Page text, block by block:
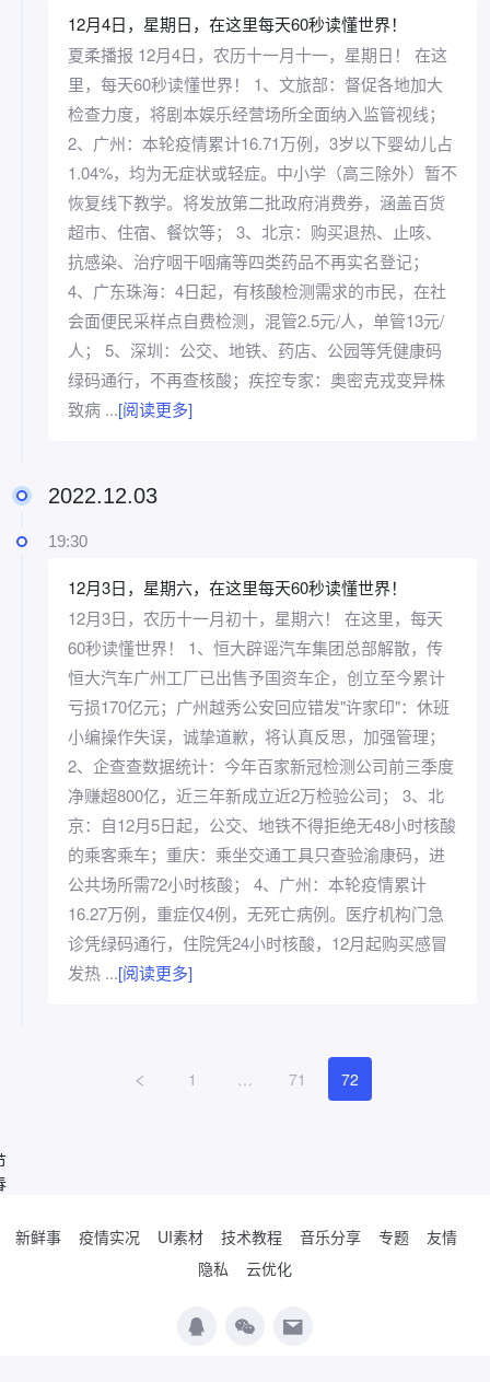
12月4日，星期日，在这里每天60秒读懂世界！
夏柔播报 12月4日，农历十一月十一，星期日！ 在这
里，每天60秒读懂世界！ 1、文旅部：督促各地加大
检查力度，将剧本娱乐经营场所全面纳入监管视线；
2、广州：本轮疫情累计16.71万例，3岁以下婴幼儿占
1.04%，均为无症状或轻症。中小学（高三除外）暂不
恢复线下教学。将发放第二批政府消费券，涵盖百货
超市、住宿、餐饮等； 3、北京：购买退热、止咳、
抗感染、治疗咽干咽痛等四类药品不再实名登记；
4、广东珠海：4日起，有核酸检测需求的市民，在社
会面便民采样点自费检测，混管2.5元/人，单管13元/
人； 5、深圳：公交、地铁、药店、公园等凭健康码
绿码通行，不再查核酸；疾控专家：奥密克戎变异株
致病 ...[阅读更多]
2022.12.03
19:30
12月3日，星期六，在这里每天60秒读懂世界！
12月3日，农历十一月初十，星期六！ 在这里，每天
60秒读懂世界！ 1、恒大辟谣汽车集团总部解散，传
恒大汽车广州工厂已出售予国资车企，创立至今累计
亏损170亿元；广州越秀公安回应错发"许家印"：休班
小编操作失误，诚挚道歉，将认真反思，加强管理；
2、企查查数据统计：今年百家新冠检测公司前三季度
净赚超800亿，近三年新成立近2万检验公司； 3、北
京：自12月5日起，公交、地铁不得拒绝无48小时核酸
的乘客乘车；重庆：乘坐交通工具只查验渝康码，进
公共场所需72小时核酸； 4、广州：本轮疫情累计
16.27万例，重症仅4例，无死亡病例。医疗机构门急
诊凭绿码通行，住院凭24小时核酸，12月起购买感冒
发热 ...[阅读更多]
1 … 71 72
新鲜事 疫情实况 UI素材 技术教程 音乐分享 专题
友情
隐私
云优化